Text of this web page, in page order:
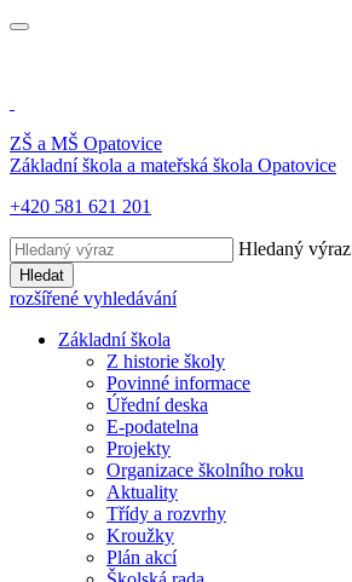
ZŠ a MŠ Opatovice
Základní škola a mateřská škola Opatovice
+420 581 621 201
Hledaný výraz
Hledat
rozšířené vyhledávání
Základní škola
Z historie školy
Povinné informace
Úřední deska
E-podatelna
Projekty
Organizace školního roku
Aktuality
Třídy a rozvrhy
Kroužky
Plán akcí